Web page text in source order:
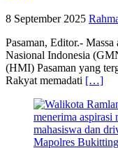
8 September 2025
Pasaman, Editor.-
Nasional Indonesia
(HMI) Pasaman yang
Rakyat memadati […]